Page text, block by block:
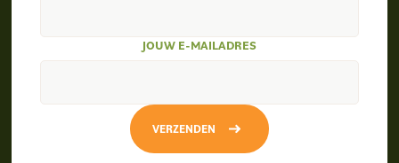
JOUW E-MAILADRES
VERZENDEN